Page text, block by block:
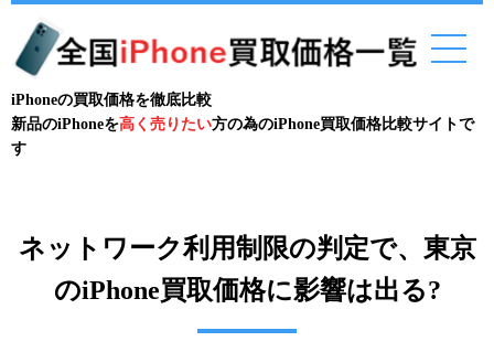
iPhoneの買取価格を徹底比較
新品のiPhoneを高く売りたい方の為のiPhone買取価格比較サイトで
す
ネットワーク利用制限の判定で、東京
のiPhone買取価格に影響は出る?